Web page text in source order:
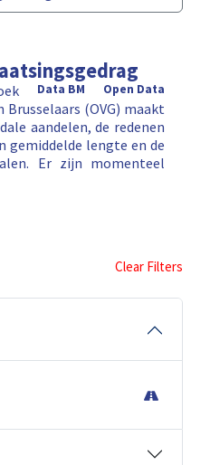
Open Data
Data BM
(OVG) maakt
aandelen, de redenen
gemiddelde lengte en de
Er zijn momenteel
Clear Filters